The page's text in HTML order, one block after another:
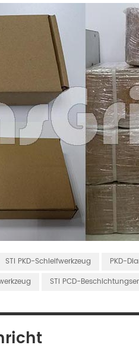
STI PKD-Schleifwerkzeug
PKD-
STI PCD-